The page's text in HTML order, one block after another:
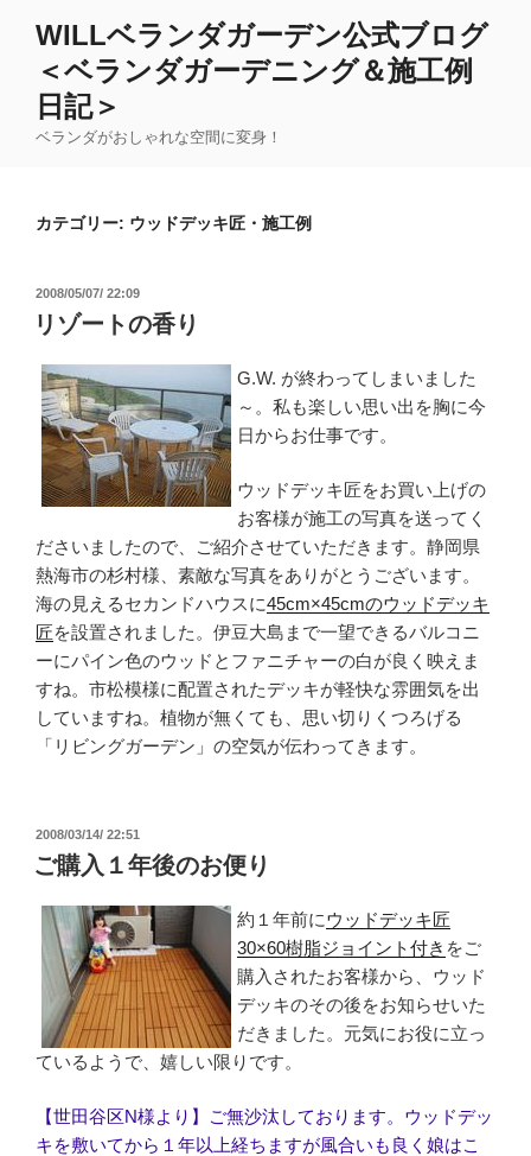
WILLベランダガーデン公式ブログ
＜ベランダガーデニング＆施工例
日記＞
ベランダがおしゃれな空間に変身！
カテゴリー: ウッドデッキ匠・施工例
投
稿
日:
2008/05/07/ 22:09
リゾートの香り
G.W. が終わってしまいました
～。私も楽しい思い出を胸に今
日からお仕事です。
ウッドデッキ匠をお買い上げの
お客様が施工の写真を送ってく
ださいましたので、ご紹介させていただきます。静岡県
熱海市の杉村様、素敵な写真をありがとうございます。
海の見えるセカンドハウスに45cm×45cmのウッドデッキ
匠を設置されました。伊豆大島まで一望できるバルコニ
ーにパイン色のウッドとファニチャーの白が良く映えま
すね。市松模様に配置されたデッキが軽快な雰囲気を出
していますね。植物が無くても、思い切りくつろげる
「リビングガーデン」の空気が伝わってきます。
投
稿
日:
2008/03/14/ 22:51
ご購入１年後のお便り
約１年前にウッドデッキ匠
30×60樹脂ジョイント付き をご
購入されたお客様から、ウッド
デッキのその後をお知らせいた
だきました。元気にお役に立っ
ているようで、嬉しい限りです。
【世田谷区N様より】ご無沙汰しております。ウッドデッ
キを敷いてから１年以上経ちますが風合いも良く娘はこ